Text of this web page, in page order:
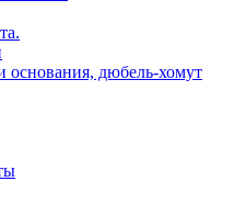
основания, дюбель-хомут